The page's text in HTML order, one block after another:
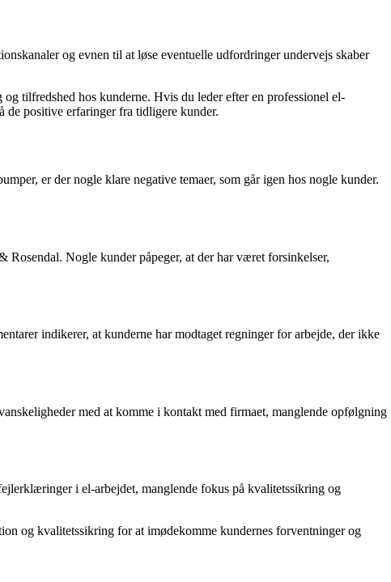
og evnen til at løse eventuelle udfordringer undervejs skaber
tilfredshed hos kunderne. Hvis du leder efter en professionel el-
de positive erfaringer fra tidligere kunder.
er der nogle klare negative temaer, som går igen hos nogle kunder.
Rosendal. Nogle kunder påpeger, at der har været forsinkelser,
indikerer, at kunderne har modtaget regninger for arbejde, der ikke
med at komme i kontakt med firmaet, manglende opfølgning
i el-arbejdet, manglende fokus på kvalitetssikring og
og kvalitetssikring for at imødekomme kundernes forventninger og